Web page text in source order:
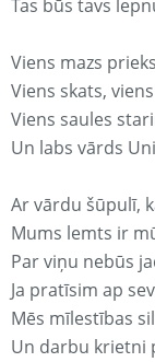
Tas būs tavs
Viens mazs
Viens skats,
Viens saules
Un labs vārds
Ar vārdu šūpulī,
Mums lemts ir
Par viņu nebūs
Ja pratīsim ap
Mēs mīlestības
Un darbu krietni